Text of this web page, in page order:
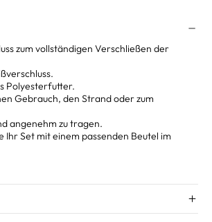
zum vollständigen Verschließen der
Polyesterfutter.
Gebrauch, den Strand oder zum
angenehm zu tragen.
Ihr Set mit einem passenden Beutel im